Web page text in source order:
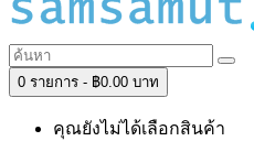
0 รายการ - ฿0.00 บาท
คุณยังไม่ได้เลือกสินค้า